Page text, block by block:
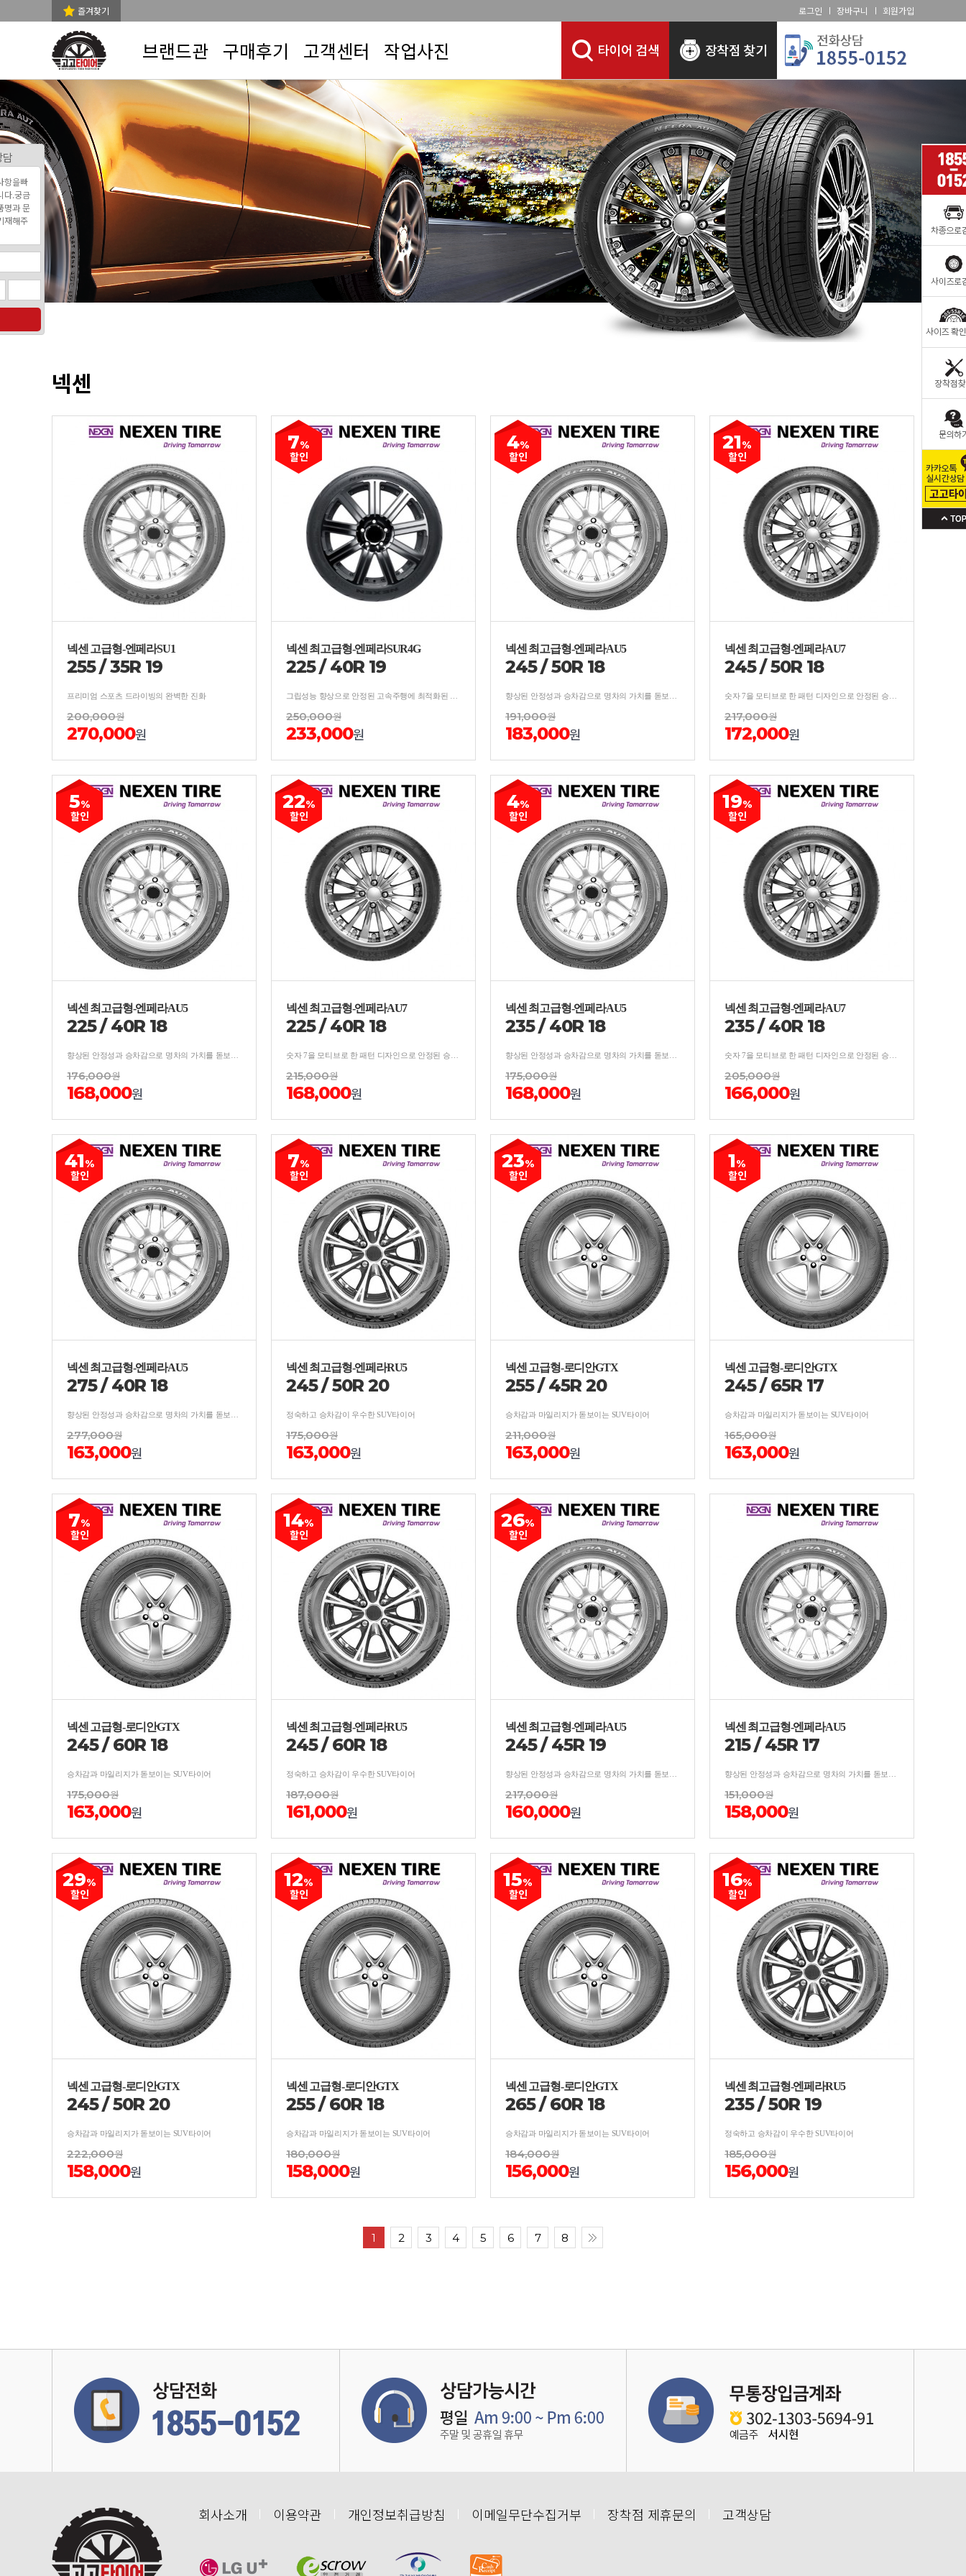
즐겨찾기 로그인 장바구니 회원가입
브랜드관 구매후기 고객센터 작업사진
넥센
넥센 고급형-엔페라SU1
255/35R 19
프리미엄 스포츠 드라이빙의 완벽한 진화
200,000원
270,000원
7%
할인
넥센 최고급형-엔페라SUR4G
225/40R 19
250,000원
233,000원
4%
할인
넥센 최고급형-엔페라AU5
245/50R 18
191,000원
183,000원
21%
할인
넥센 최고급형-엔페라AU7
245/50R 18
217,000원
172,000원
5%
할인
넥센 최고급형-엔페라AU5
225/40R 18
176,000원
168,000원
22%
할인
넥센 최고급형-엔페라AU7
225/40R 18
215,000원
168,000원
4%
할인
넥센 최고급형-엔페라AU5
235/40R 18
175,000원
168,000원
19%
할인
넥센 최고급형-엔페라AU7
235/40R 18
205,000원
166,000원
41%
할인
넥센 최고급형-엔페라AU5
275/40R 18
277,000원
163,000원
7%
할인
넥센 최고급형-엔페라RU5
245/50R 20
정숙하고 승차감이 우수한 SUV타이어
175,000원
163,000원
23%
할인
넥센 고급형-로디안GTX
255/45R 20
승차감과 마일리지가 돋보이는 SUV타이어
211,000원
163,000원
1%
할인
넥센 고급형-로디안GTX
245/65R 17
승차감과 마일리지가 돋보이는 SUV타이어
165,000원
163,000원
7%
할인
넥센 고급형-로디안GTX
245/60R 18
승차감과 마일리지가 돋보이는 SUV타이어
175,000원
163,000원
14%
할인
넥센 최고급형-엔페라RU5
245/60R 18
정숙하고 승차감이 우수한 SUV타이어
187,000원
161,000원
26%
할인
넥센 최고급형-엔페라AU5
245/45R 19
217,000원
160,000원
넥센 최고급형-엔페라AU5
215/45R 17
151,000원
158,000원
29%
할인
넥센 고급형-로디안GTX
245/50R 20
승차감과 마일리지가 돋보이는 SUV타이어
222,000원
158,000원
12%
할인
넥센 고급형-로디안GTX
255/60R 18
승차감과 마일리지가 돋보이는 SUV타이어
180,000원
158,000원
15%
할인
넥센 고급형-로디안GTX
265/60R 18
승차감과 마일리지가 돋보이는 SUV타이어
184,000원
156,000원
16%
할인
넥센 최고급형-엔페라RU5
235/50R 19
정숙하고 승차감이 우수한 SUV타이어
185,000원
156,000원
1 2 3 4 5 6 7 8
회사소개 이용약관 개인정보취급방침 이메일무단수집거부 장착점 제휴문의 고객상담